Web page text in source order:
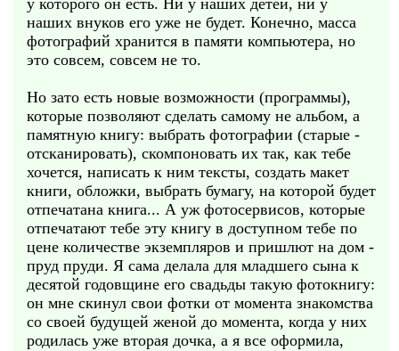
у которого он есть. Ни у наших детей, ни у
наших внуков его уже не будет. Конечно, масса
фотографий хранится в памяти компьютера, но
это совсем, совсем не то.
Но зато есть новые возможности (программы),
которые позволяют сделать самому не альбом, а
памятную книгу: выбрать фотографии (старые -
отсканировать), скомпоновать их так, как тебе
хочется, написать к ним тексты, создать макет
книги, обложки, выбрать бумагу, на которой будет
отпечатана книга... А уж фотосервисов, которые
отпечатают тебе эту книгу в доступном тебе по
цене количестве экземпляров и пришлют на дом -
пруд пруди. Я сама делала для младшего сына к
десятой годовщине его свадьды такую фотокнигу:
он мне скинул свои фотки от момента знакомства
со своей будущей женой до момента, когда у них
родилась уже вторая дочка, а я все оформила,